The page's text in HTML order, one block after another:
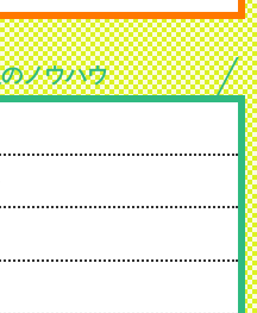
ノウハウ